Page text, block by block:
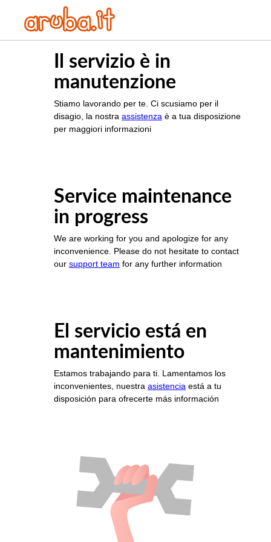
Il servizio è in
manutenzione
Stiamo lavorando per te. Ci scusiamo per il
disagio, la nostra assistenza è a tua disposizione
per maggiori informazioni
Service maintenance
in progress
We are working for you and apologize for any
inconvenience. Please do not hesitate to contact
our support team for any further information
El servicio está en
mantenimiento
Estamos trabajando para ti. Lamentamos los
inconvenientes, nuestra asistencia está a tu
disposición para ofrecerte más información